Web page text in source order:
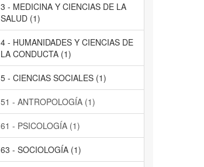
3 - MEDICINA Y CIENCIAS DE LA
SALUD (1)
4 - HUMANIDADES Y CIENCIAS DE
LA CONDUCTA (1)
5 - CIENCIAS SOCIALES (1)
51 - ANTROPOLOGÍA (1)
61 - PSICOLOGÍA (1)
63 - SOCIOLOGÍA (1)